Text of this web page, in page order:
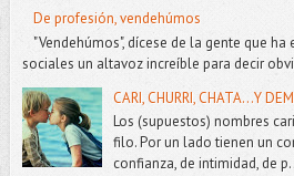
De profesión, vendehúmos
"Vendehúmos", dícese de la gente que
sociales un altavoz increíble para decir
CARI, CHURRI, CHATA...Y
Los (supuestos) nombres
filo. Por un lado tienen un
confianza, de intimidad, de